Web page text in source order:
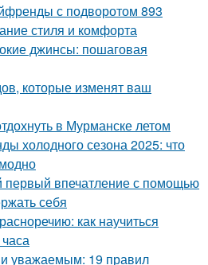
с подворотом 893
стиля и комфорта
джинсы: пошаговая
которые изменят ваш
в Мурманске летом
холодного сезона 2025: что
первый впечатление с помощью
себя
как научиться
уважаемым: 19 правил